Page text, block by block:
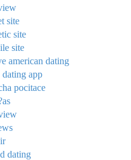
site
site
site
american dating
app
pocitace
dating